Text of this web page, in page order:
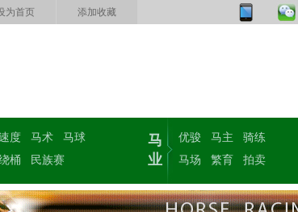
为首页 添加收藏
度 马术
马球
桶
民族赛
马
业
优骏 马主
骑练
马场
繁育 拍卖